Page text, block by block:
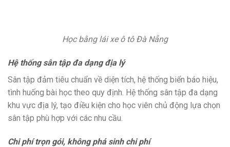
Học bằng lái xe ô tô Đà Nẵng
Hệ thống sân tập đa dạng địa lý
Sân tập đảm tiêu chuẩn về diện tích, hệ thống biển báo hiệu,
tình huống bài học theo quy định. Hệ thống sân tập đa dạng
khu vực địa lý, tạo điều kiện cho học viên chủ động lựa chọn
sân tập phù hợp với các nhu cầu.
Chi phí trọn gói, không phá sinh chi phí